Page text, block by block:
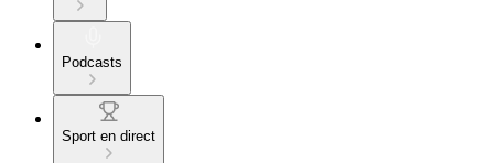
Podcasts
Sport en direct